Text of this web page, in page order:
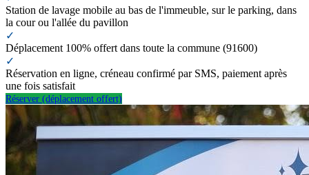
Station de lavage mobile au bas de l'immeuble, sur le parking, dans
la cour ou l'allée du pavillon
✓
Déplacement 100% offert dans toute la commune (91600)
✓
Réservation en ligne, créneau confirmé par SMS, paiement après
une fois satisfait
Réserver (déplacement offert)